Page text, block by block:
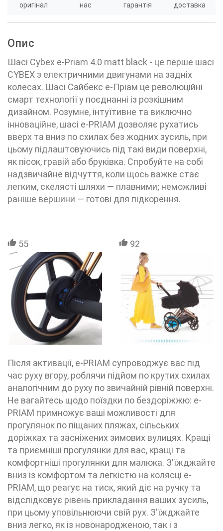
оригінал
нас
гарантія
доставка
Опис
Шасі Cybex e-Priam 4.0 matt black - це перше шасі
CYBEX з електричними двигунами на задніх
колесах. Шасі Сайбекс е-Пріам це революційні
смарт технології у поєднанні із розкішним
дизайном. Розумне, інтуїтивне та виключно
інноваційне, шасі e-PRIAM дозволяє рухатись
вверх та вниз по схилах без жодних зусиль, при
цьому підлаштовуючись під такі види поверхні,
як пісок, гравій або бруківка. Спробуйте на собі
надзвичайне відчуття, коли щось важке стає
легким, скелясті шляхи — плавними; неможливі
раніше вершини — готові для підкорення.
55 92
Після активації, e-PRIAM супроводжує вас під
час руху вгору, роблячи підйом по крутих схилах
аналогічним до руху по звичайній рівній поверхні.
Не вагайтесь щодо поїздки по бездоріжжю: e-
PRIAM примножує ваші можливості для
прогулянок по піщаних пляжах, сільських
доріжках та засніжених зимових вулицях. Кращі
та приємніші прогулянки для вас, кращі та
комфортніші прогулянки для малюка. З'їжджайте
вниз із комфортом та легкістю на колясці e-
PRIAM, що реагує на тиск, який діє на ручку та
відслідковує рівень прикладання ваших зусиль,
при цьому уповільнюючи свій рух. З'їжджайте
вниз легко, як із новонародженою, так і з